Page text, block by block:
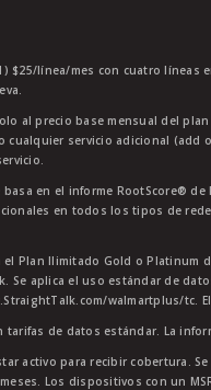
$25/línea/mes con cuatro líneas
al precio base mensual del
cualquier servicio adicional
basa en el informe RootScore®
en todos los tipos de
Plan Ilimitado Gold o
Se aplica el uso estándar de
walmartplus/tc.
de datos estándar. La
activo para recibir cobertura.
Los dispositivos con un